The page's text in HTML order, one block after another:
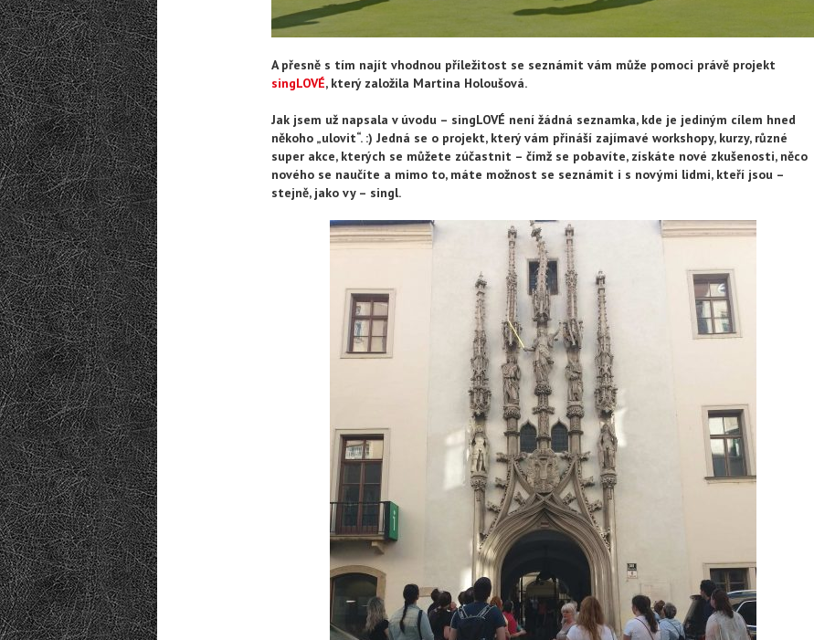
A přesně s tím najít vhodnou příležitost se seznámit vám může pomoci právě projekt
singLOVÉ, který založila Martina Holoušová.
Jak jsem už napsala v úvodu – singLOVÉ není žádná seznamka, kde je jediným cílem hned
někoho „ulovit“. :) Jedná se o projekt, který vám přináší zajímavé workshopy, kurzy, různé
super akce, kterých se můžete zúčastnit – čímž se pobavíte, získáte nové zkušenosti, něco
nového se naučíte a mimo to, máte možnost se seznámit i s novými lidmi, kteří jsou –
stejně, jako vy – singl.